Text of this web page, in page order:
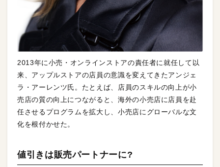
2013年に小売・オンラインストアの責任者に就任して以
来、アップルストアの店員の意識を変えてきたアンジェ
ラ・アーレンツ氏。たとえば、店員のスキルの向上が小
売店の質の向上につながると、海外の小売店に店員を赴
任させるプログラムを拡大し、小売店にグローバルな文
化を根付かせた。
値引きは販売パートナーに?